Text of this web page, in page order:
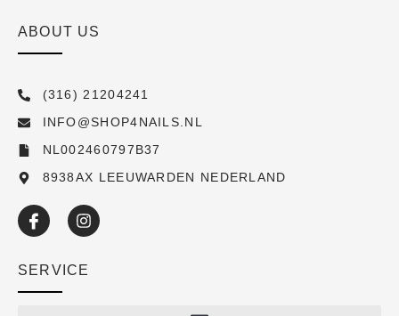
ABOUT US
(316) 21204241
INFO@SHOP4NAILS.NL
NL002460797B37
8938AX LEEUWARDEN NEDERLAND
SERVICE